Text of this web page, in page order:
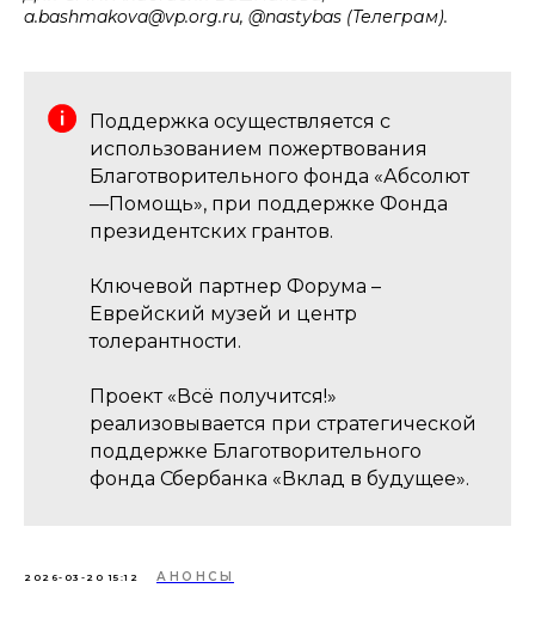
a.bashmakova@vp.org.ru, @nastybas (Телеграм).
Поддержка осуществляется с
использованием пожертвования
Благотворительного фонда «Абсолют
—Помощь», при поддержке Фонда
президентских грантов.
Ключевой партнер Форума –
Еврейский музей и центр
толерантности.
Проект «Всё получится!»
реализовывается при стратегической
поддержке Благотворительного
фонда Сбербанка «Вклад в будущее».
2026-03-20 15:12 АНОНСЫ